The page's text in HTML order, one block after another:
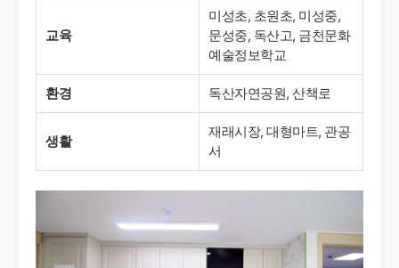
교육
미성초, 초원초, 미성중,
문성중, 독산고, 금천문화
예술정보학교
환경 독산자연공원, 산책로
생활
재래시장, 대형마트, 관공
서